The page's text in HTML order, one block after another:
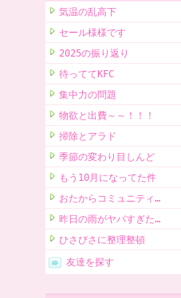
気温の乱高下
セール様様です
2025の振り返り
待っててKFC
集中力の問題
物欲と出費～～！！！
掃除とアラド
季節の変わり目しんど
もう10月になってた件
おたからコミュニティ…
昨日の雨がヤバすぎた…
ひさびさに整理整頓
友達を探す